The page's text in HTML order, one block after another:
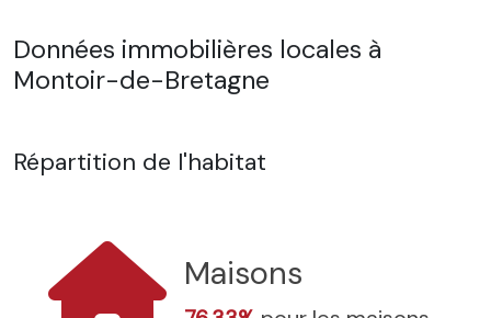
Données immobilières locales à
Montoir-de-Bretagne
Répartition de l'habitat
Maisons